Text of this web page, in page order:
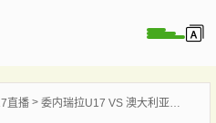
直播 委内瑞拉U17 VS 澳大利亚U17 【2026-06-30 22:30:00】